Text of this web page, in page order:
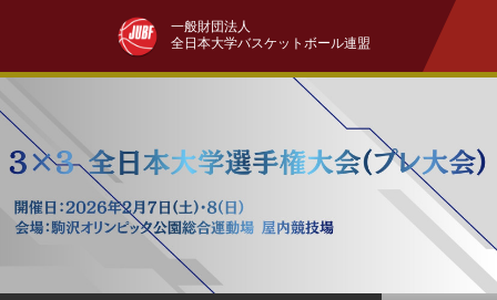
一般財団法人
全日本大学バスケットボール連盟